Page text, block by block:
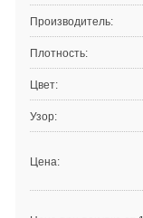
Производитель:
Плотность:
Цвет:
Узор:
Цена: